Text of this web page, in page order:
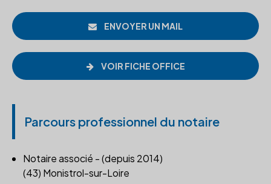
ENVOYER UN MAIL
VOIR FICHE OFFICE
Parcours professionnel du notaire
Notaire associé - (depuis 2014)
(43) Monistrol-sur-Loire